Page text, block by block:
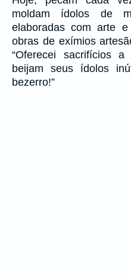
moldam ídolos de
elaboradas com arte
obras de exímios
“Oferecei sacrifícios
beijam seus ídolos
bezerro!”